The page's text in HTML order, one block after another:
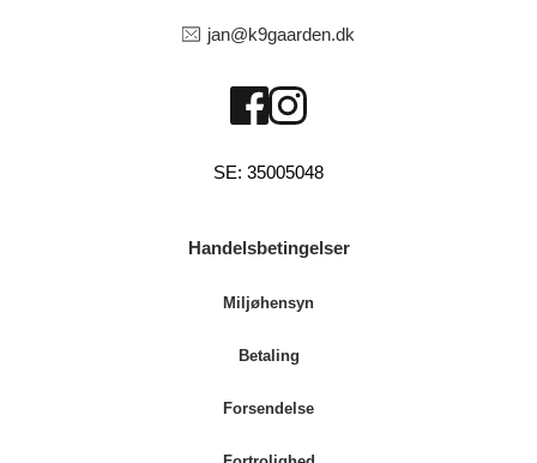
jan@k9gaarden.dk
SE: 35005048
Handelsbetingelser
Miljøhensyn
Betaling
Forsendelse